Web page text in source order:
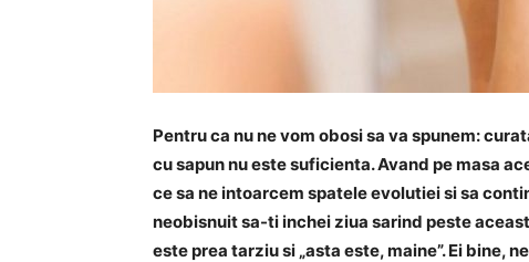
Pentru ca nu ne vom obosi sa va spunem:
cu sapun nu este suficienta. Avand pe masa
ce sa ne intoarcem spatele evolutiei si sa
neobisnuit sa-ti inchei ziua sarind peste
este prea tarziu si „asta este, maine”. Ei bine,